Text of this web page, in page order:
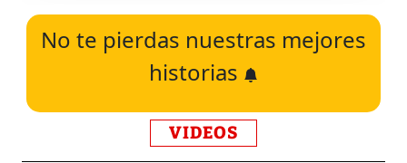
No te pierdas nuestras mejores
historias
VIDEOS